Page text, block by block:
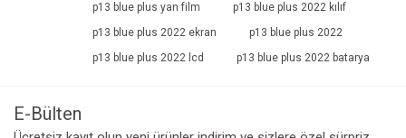
p13 blue plus yan film
p13 blue plus 2022 kılıf
p13 blue plus 2022 ekran
p13 blue plus 2022
p13 blue plus 2022 lcd
p13 blue plus 2022 batarya
E-Bülten